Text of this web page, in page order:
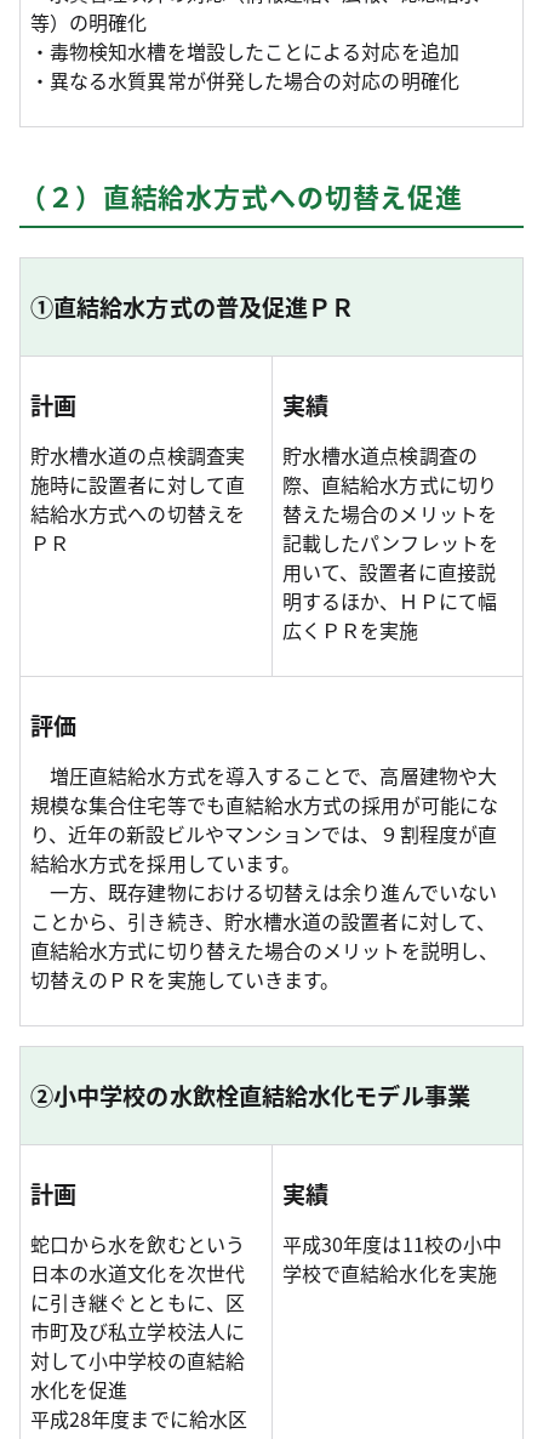
等）の明確化
・毒物検知水槽を増設したことによる対応を追加
・異なる水質異常が併発した場合の対応の明確化
（２）直結給水方式への切替え促進
①直結給水方式の普及促進ＰＲ
計画
貯水槽水道の点検調査実
施時に設置者に対して直
結給水方式への切替えを
ＰＲ
実績
貯水槽水道点検調査の
際、直結給水方式に切り
替えた場合のメリットを
記載したパンフレットを
用いて、設置者に直接説
明するほか、ＨＰにて幅
広くＰＲを実施
評価
増圧直結給水方式を導入することで、高層建物や大
規模な集合住宅等でも直結給水方式の採用が可能にな
り、近年の新設ビルやマンションでは、９割程度が直
結給水方式を採用しています。
一方、既存建物における切替えは余り進んでいない
ことから、引き続き、貯水槽水道の設置者に対して、
直結給水方式に切り替えた場合のメリットを説明し、
切替えのＰＲを実施していきます。
②小中学校の水飲栓直結給水化モデル事業
計画
蛇口から水を飲むという
日本の水道文化を次世代
に引き継ぐとともに、区
市町及び私立学校法人に
対して小中学校の直結給
水化を促進
平成28年度までに給水区
実績
平成30年度は11校の小中
学校で直結給水化を実施